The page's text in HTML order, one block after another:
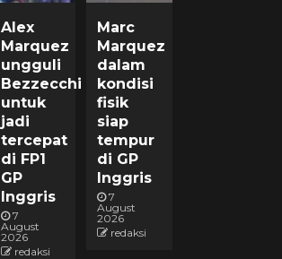
Alex
Marquez
ungguli
Bezzecchi
untuk
jadi
tercepat
di FP1
GP
Inggris
7
August
2026
redaksi
Marc
Marquez
dalam
kondisi
fisik
siap
tempur
di GP
Inggris
7
August
2026
redaksi